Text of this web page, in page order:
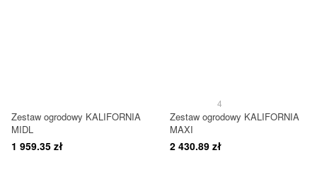
Zestaw ogrodowy KALIFORNIA
MIDL
1 959.35 zł
4
Zestaw ogrodowy KALIFORNIA
MAXI
2 430.89 zł